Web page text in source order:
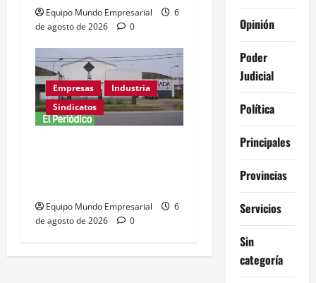
Equipo Mundo Empresarial
6
de agosto de 2026
0
Empresas
Industria
Sindicatos
Equipo Mundo Empresarial
6
de agosto de 2026
0
Opinión
Poder
Judicial
Política
Principales
Provincias
Servicios
Sin
categoría